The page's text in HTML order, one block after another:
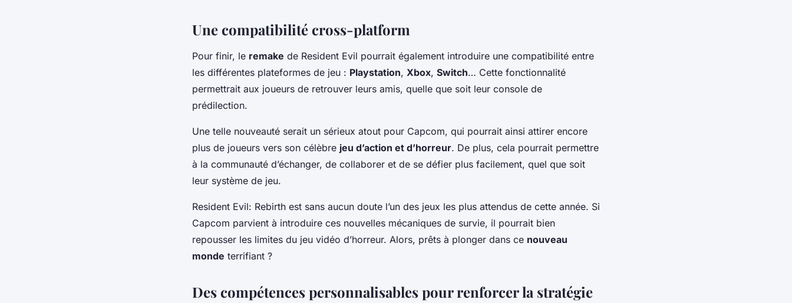
Une compatibilité cross-platform
Pour finir, le remake de Resident Evil pourrait également introduire une compatibilité entre
les différentes plateformes de jeu : Playstation, Xbox, Switch… Cette fonctionnalité
permettrait aux joueurs de retrouver leurs amis, quelle que soit leur console de
prédilection.
Une telle nouveauté serait un sérieux atout pour Capcom, qui pourrait ainsi attirer encore
plus de joueurs vers son célèbre jeu d’action et d’horreur. De plus, cela pourrait permettre
à la communauté d’échanger, de collaborer et de se défier plus facilement, quel que soit
leur système de jeu.
Resident Evil: Rebirth est sans aucun doute l’un des jeux les plus attendus de cette année. Si
Capcom parvient à introduire ces nouvelles mécaniques de survie, il pourrait bien
repousser les limites du jeu vidéo d’horreur. Alors, prêts à plonger dans ce nouveau
monde terrifiant ?
Des compétences personnalisables pour renforcer la stratégie